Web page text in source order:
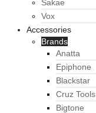
Sakae
Vox
Accessories
Brands
Anatta
Epiphone
Blackstar
Cruz Tools
Bigtone